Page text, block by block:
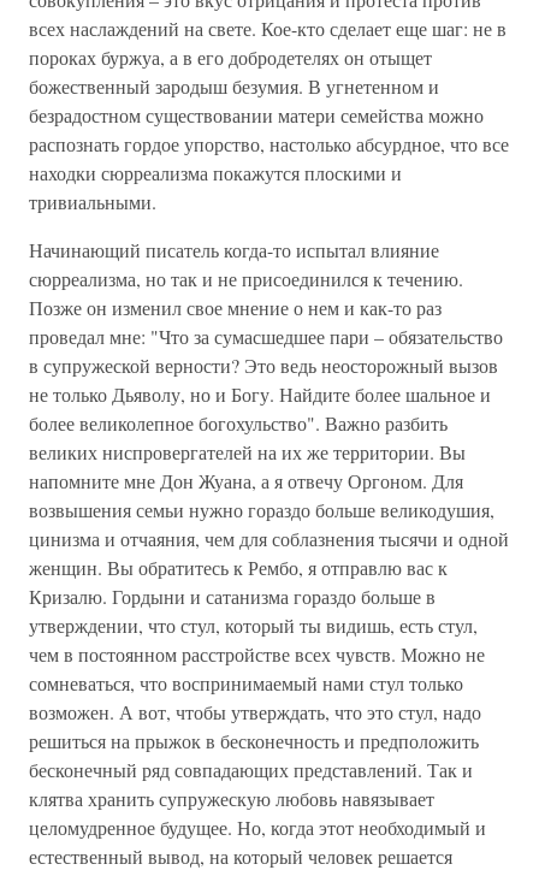
всех наслаждений на свете. Кое-кто сделает еще шаг: не в
пороках буржуа, а в его добродетелях он отыщет
божественный зародыш безумия. В угнетенном и
безрадостном существовании матери семейства можно
распознать гордое упорство, настолько абсурдное, что все
находки сюрреализма покажутся плоскими и
тривиальными.
Начинающий писатель когда-то испытал влияние
сюрреализма, но так и не присоединился к течению.
Позже он изменил свое мнение о нем и как-то раз
проведал мне: "Что за сумасшедшее пари – обязательство
в супружеской верности? Это ведь неосторожный вызов
не только Дьяволу, но и Богу. Найдите более шальное и
более великолепное богохульство". Важно разбить
великих ниспровергателей на их же территории. Вы
напомните мне Дон Жуана, а я отвечу Оргоном. Для
возвышения семьи нужно гораздо больше великодушия,
цинизма и отчаяния, чем для соблазнения тысячи и одной
женщин. Вы обратитесь к Рембо, я отправлю вас к
Кризалю. Гордыни и сатанизма гораздо больше в
утверждении, что стул, который ты видишь, есть стул,
чем в постоянном расстройстве всех чувств. Можно не
сомневаться, что воспринимаемый нами стул только
возможен. А вот, чтобы утверждать, что это стул, надо
решиться на прыжок в бесконечность и предположить
бесконечный ряд совпадающих представлений. Так и
клятва хранить супружескую любовь навязывает
целомудренное будущее. Но, когда этот необходимый и
естественный вывод, на который человек решается